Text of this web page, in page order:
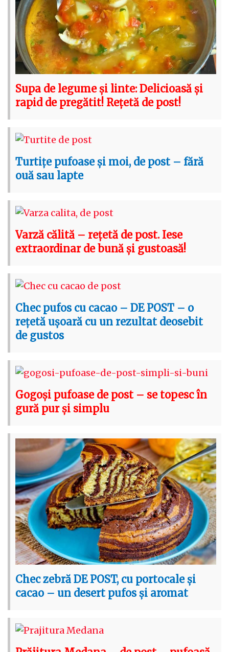
Supa de legume și linte: Delicioasă și
rapid de pregătit! Rețetă de post!
Turtițe pufoase și moi, de post – fără
ouă sau lapte
Varză călită – rețetă de post. Iese
extraordinar de bună și gustoasă!
Chec pufos cu cacao – DE POST – o
rețetă ușoară cu un rezultat deosebit
de gustos
Gogoși pufoase de post – se topesc în
gură pur și simplu
Chec zebră DE POST, cu portocale și
cacao – un desert pufos și aromat